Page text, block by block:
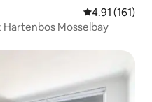
Penarafan
4.91 (161)
Hartenbos Mosselbay